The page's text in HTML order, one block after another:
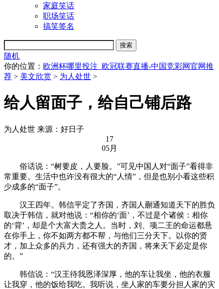
家庭笑话
职场笑话
搞笑签名
随机
你的位置： 欧洲杯哪里投注_欧冠联赛直播-中国竞彩网官网推
荐 > 美文欣赏 > 为人处世 >
给人留面子，给自己铺后路
为人处世 来源：好日子
17
05月
俗话说：“树要皮，人要脸。”可见中国人对“面子”看得非
常重要。生活中也许没有很大的“人情”，但是也别小看这些积
少成多的“面子”。
汉王四年。韩信平定了齐国，齐国人蒯通知道天下的胜负
取决于韩信，就对他说：“相你的‘面’，不过是个诸侯：相你
的‘背’，却是个大富大贵之人。当时，刘、项二王的命运都悬
在你手上，你不如两方都不帮，与他们三分天下。以你的贤
才，加上众多的兵力，还有强大的齐国，将来天下必定是你
的。”
韩信说：“汉王待我恩泽深厚，他的车让我坐，他的衣服
让我穿，他的饭给我吃。我听说，坐人家的车要分担人家的灾